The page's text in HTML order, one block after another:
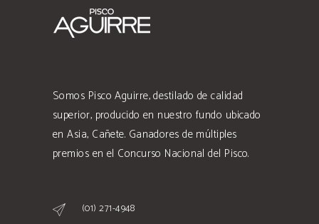
Somos Pisco Aguirre, destilado de calidad
superior, producido en nuestro fundo ubicado
en Asia, Cañete. Ganadores de múltiples
premios en el Concurso Nacional del Pisco.
(01) 271-4948